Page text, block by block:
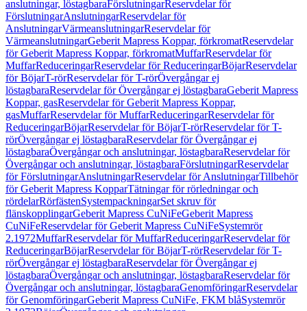
anslutningar, löstagbaraFörslutningarReservdelar för
FörslutningarAnslutningarReservdelar för
AnslutningarVärmeanslutningarReservdelar för
VärmeanslutningarGeberit Mapress Koppar, förkromatReservdelar
för Geberit Mapress Koppar, förkromatMuffarReservdelar för
MuffarReduceringarReservdelar för ReduceringarBöjarReservdelar
för BöjarT-rörReservdelar för T-rörÖvergångar ej
löstagbaraReservdelar för Övergångar ej löstagbaraGeberit Mapress
Koppar, gasReservdelar för Geberit Mapress Koppar,
gasMuffarReservdelar för MuffarReduceringarReservdelar för
ReduceringarBöjarReservdelar för BöjarT-rörReservdelar för T-
rörÖvergångar ej löstagbaraReservdelar för Övergångar ej
löstagbaraÖvergångar och anslutningar, löstagbaraReservdelar för
Övergångar och anslutningar, löstagbaraFörslutningarReservdelar
för FörslutningarAnslutningarReservdelar för AnslutningarTillbehör
för Geberit Mapress KopparTätningar för rörledningar och
rördelarRörfästenSystempackningarSet skruv för
flänskopplingarGeberit Mapress CuNiFeGeberit Mapress
CuNiFeReservdelar för Geberit Mapress CuNiFeSystemrör
2.1972MuffarReservdelar för MuffarReduceringarReservdelar för
ReduceringarBöjarReservdelar för BöjarT-rörReservdelar för T-
rörÖvergångar ej löstagbaraReservdelar för Övergångar ej
löstagbaraÖvergångar och anslutningar, löstagbaraReservdelar för
Övergångar och anslutningar, löstagbaraGenomföringarReservdelar
för GenomföringarGeberit Mapress CuNiFe, FKM blåSystemrör